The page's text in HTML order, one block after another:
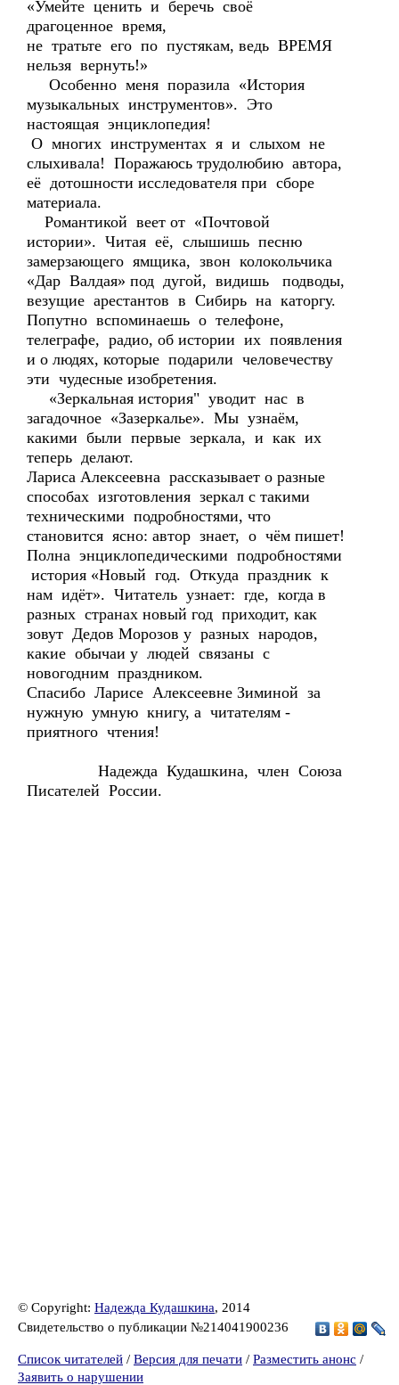
«Умейте ценить и беречь своё
драгоценное время,
не тратьте его по пустякам, ведь ВРЕМЯ
нельзя вернуть!»
Особенно меня поразила «История
музыкальных инструментов». Это
настоящая энциклопедия!
О многих инструментах я и слыхом не
слыхивала! Поражаюсь трудолюбию автора,
её дотошности исследователя при сборе
материала.
Романтикой веет от «Почтовой
истории». Читая её, слышишь песню
замерзающего ямщика, звон колокольчика
«Дар Валдая» под дугой, видишь подводы,
везущие арестантов в Сибирь на каторгу.
Попутно вспоминаешь о телефоне,
телеграфе, радио, об истории их появления
и о людях, которые подарили человечеству
эти чудесные изобретения.
«Зеркальная история" уводит нас в
загадочное «Зазеркалье». Мы узнаём,
какими были первые зеркала, и как их
теперь делают.
Лариса Алексеевна рассказывает о разные
способах изготовления зеркал с такими
техническими подробностями, что
становится ясно: автор знает, о чём пишет!
Полна энциклопедическими подробностями
история «Новый год. Откуда праздник к
нам идёт». Читатель узнает: где, когда в
разных странах новый год приходит, как
зовут Дедов Морозов у разных народов,
какие обычаи у людей связаны с
новогодним праздником.
Спасибо Ларисе Алексеевне Зиминой за
нужную умную книгу, а читателям -
приятного чтения!
Надежда Кудашкина, член Союза
Писателей России.
© Copyright: Надежда Кудашкина, 2014
Свидетельство о публикации №214041900236
Список читателей / Версия для печати / Разместить анонс /
Заявить о нарушении